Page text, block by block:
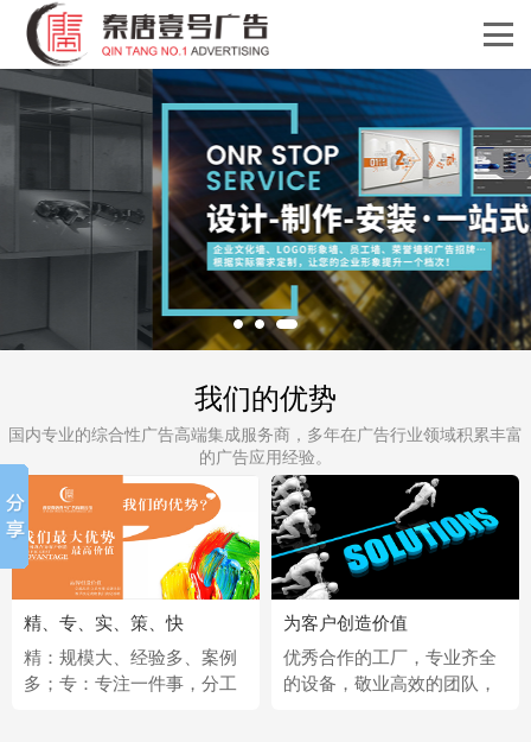
我们的优势
国内专业的综合性广告高端集成服务商，多年在广告行业领域积累丰富
的广告应用经验。
精、专、实、策、快
精：规模大、经验多、案例
多；专：专注一件事，分工
为客户创造价值
优秀合作的工厂，专业齐全
的设备，敬业高效的团队，